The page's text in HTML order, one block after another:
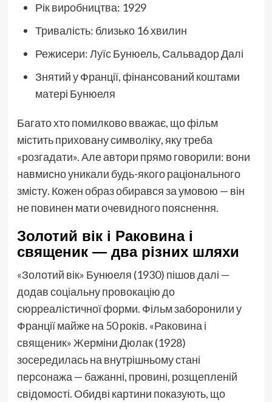
Рік виробництва: 1929
Тривалість: близько 16 хвилин
Режисери: Луїс Бунюель, Сальвадор Далі
Знятий у Франції, фінансований коштами
матері Бунюеля
Багато хто помилково вважає, що фільм
містить приховану символіку, яку треба
«розгадати». Але автори прямо говорили: вони
навмисно уникали будь-якого раціонального
змісту. Кожен образ обирався за умовою — він
не повинен мати очевидного пояснення.
Золотий вік і Раковина і
священик — два різних шляхи
«Золотий вік» Бунюеля (1930) пішов далі —
додав соціальну провокацію до
сюрреалістичної форми. Фільм заборонили у
Франції майже на 50 років. «Раковина і
священик» Жерміни Дюлак (1928)
зосередилась на внутрішньому стані
персонажа — бажанні, провині, розщепленій
свідомості. Обидві картини показують, що